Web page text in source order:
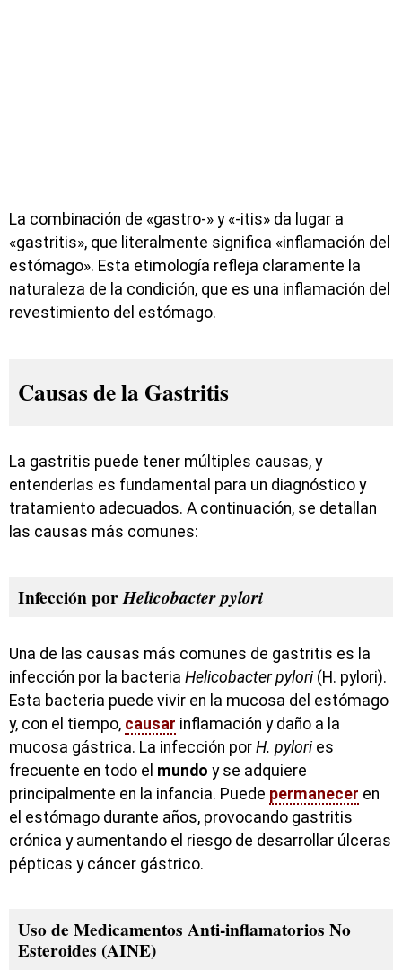
La combinación de «gastro-» y «-itis» da lugar a
«gastritis», que literalmente significa «inflamación del
estómago». Esta etimología refleja claramente la
naturaleza de la condición, que es una inflamación del
revestimiento del estómago.
Causas de la Gastritis
La gastritis puede tener múltiples causas, y
entenderlas es fundamental para un diagnóstico y
tratamiento adecuados. A continuación, se detallan
las causas más comunes:
Infección porHelicobacter pylori
Una de las causas más comunes de gastritis es la
infección por la bacteria Helicobacter pylori (H. pylori).
Esta bacteria puede vivir en la mucosa del estómago
y, con el tiempo, causar inflamación y daño a la
mucosa gástrica. La infección por H. pylori es
frecuente en todo el mundo y se adquiere
principalmente en la infancia. Puede permanecer en
el estómago durante años, provocando gastritis
crónica y aumentando el riesgo de desarrollar úlceras
pépticas y cáncer gástrico.
Uso de Medicamentos Anti-inflamatorios No
Esteroides (AINE)